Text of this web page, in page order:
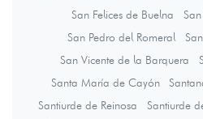
San Felices de Buelna
San Pedro del Romeral
San Vicente de la Barquera
Santa María de Cayón
Santiurde de Reinosa
Santiurde